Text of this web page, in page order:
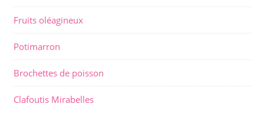
Fruits oléagineux
Potimarron
Brochettes de poisson
Clafoutis Mirabelles